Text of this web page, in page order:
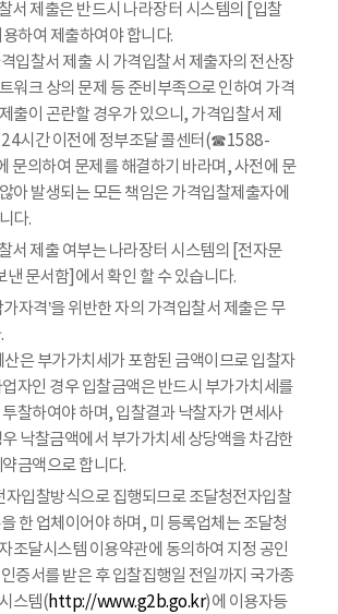
서 제출은 반드시 나라장터 시스템의 [입찰
하여 제출하여야 합니다.
입찰서 제출 시 가격입찰서 제출자의 전산장
워크 상의 문제 등 준비부족으로 인하여 가격
출이 곤란할 경우가 있으니, 가격입찰서 제
24시간 이전에 정부조달 콜센터(☎1588-
문의하여 문제를 해결하기 바라며, 사전에 문
아 발생되는 모든 책임은 가격입찰제출자에
다.
서 제출 여부는 나라장터 시스템의 [전자문
문서함]에서 확인 할 수 있습니다.
가자격’을 위반한 자의 가격입찰서 제출은 무
은 부가가치세가 포함된 금액이므로 입찰자
자인 경우 입찰금액은 반드시 부가가치세를
찰하여야 하며, 입찰결과 낙찰자가 면세사
낙찰금액에서 부가가치세 상당액을 차감한
금액으로 합니다.
자입찰방식으로 집행되므로 조달청전자입찰
한 업체이어야 하며, 미 등록업체는 조달청
조달시스템 이용약관에 동의하여 지정 공인
증서를 받은 후 입찰집행일 전일까지 국가종
스템(http://www.g2b.go.kr)에 이용자등